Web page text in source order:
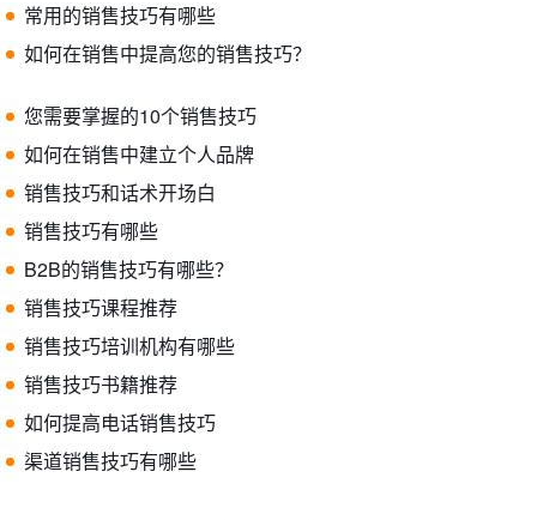
常用的销售技巧有哪些
如何在销售中提高您的销售技巧？
您需要掌握的10个销售技巧
如何在销售中建立个人品牌
销售技巧和话术开场白
销售技巧有哪些
B2B的销售技巧有哪些？
销售技巧课程推荐
销售技巧培训机构有哪些
销售技巧书籍推荐
如何提高电话销售技巧
渠道销售技巧有哪些